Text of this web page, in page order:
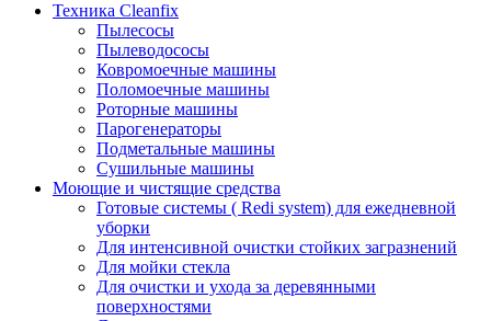
Техника Cleanfix
Пылесосы
Пылеводососы
Ковромоечные машины
Поломоечные машины
Роторные машины
Парогенераторы
Подметальные машины
Сушильные машины
Моющие и чистящие средства
Готовые системы ( Redi system) для ежедневной
уборки
Для интенсивной очистки стойких загразнений
Для мойки стекла
Для очистки и ухода за деревянными
поверхностями